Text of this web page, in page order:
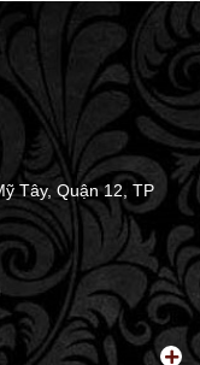
Tây, Quận 12, TP